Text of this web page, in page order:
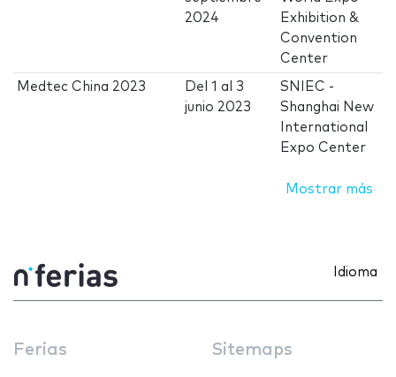
2024
Exhibition &
Convention
Center
Medtec China 2023 Del1 al 3
junio 2023
SNIEC -
Shanghai New
International
Expo Center
Mostrar más
Idioma
Ferias Sitemaps